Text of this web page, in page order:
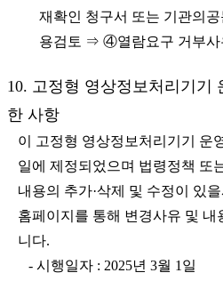
재확인 청구서 또는 기관
용검토 ⇒ ④열람요구 거부사
10. 고정형 영상정보처리기기
한 사항
이 고정형 영상정보처리기기 운
일에 제정되었으며 법령정책 또
내용의 추가·삭제 및 수정이 있
홈페이지를 통해 변경사유 및
니다.
- 시행일자 : 2025년 3월 1일